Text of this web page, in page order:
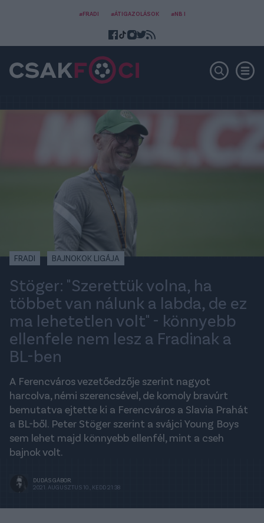
#FRADI #ÁTIGAZOLÁSOK #NB I
FRADI BAJNOKOK LIGÁJA
Stöger: "Szerettük volna, ha
többet van nálunk a labda, de ez
ma lehetetlen volt" - könnyebb
ellenfele nem lesz a Fradinak a
BL-ben
A Ferencváros vezetőedzője szerint nagyot
harcolva, némi szerencsével, de komoly bravúrt
bemutatva ejtette ki a Ferencváros a Slavia Prahát
a BL-ből. Peter Stöger szerint a svájci Young Boys
sem lehet majd könnyebb ellenfél, mint a cseh
bajnok volt.
DUDÁS GÁBOR
2021. AUGUSZTUS 10., KEDD 21:38